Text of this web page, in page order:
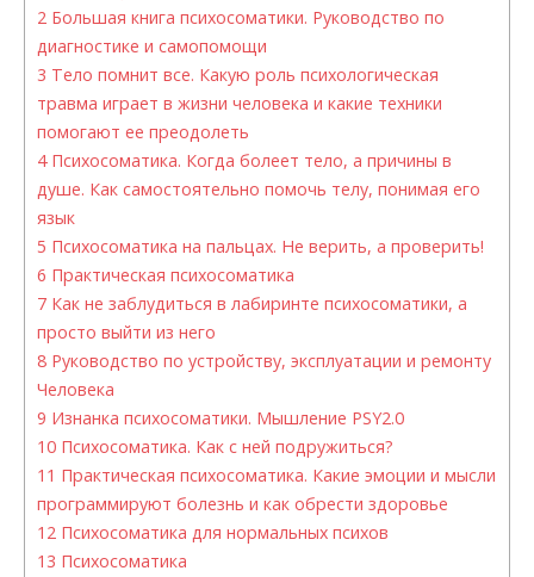
2 Большая книга психосоматики. Руководство по
диагностике и самопомощи
3 Тело помнит все. Какую роль психологическая
травма играет в жизни человека и какие техники
помогают ее преодолеть
4Психосоматика. Когда болеет тело, а причины в
душе. Как самостоятельно помочь телу, понимая его
язык
5 Психосоматика на пальцах. Не верить, а проверить!
6 Практическая психосоматика
7 Как не заблудиться в лабиринте психосоматики, а
просто выйти из него
8 Руководство по устройству, эксплуатации и ремонту
Человека
9 Изнанка психосоматики. Мышление PSY2.0
10 Психосоматика. Как с ней подружиться?
11 Практическая психосоматика. Какие эмоции и мысли
программируют болезнь и как обрести здоровье
12 Психосоматика для нормальных психов
13 Психосоматика